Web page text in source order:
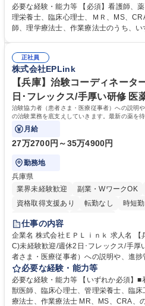
前線で支える、大変やりがいのある仕事です。 ・治験に参加
験者)さんに対する試験内容の補助説明
験者との面談、服薬状況の確認 ・診療
イベートと仕事の両立もしやすい環境。
児補助支援金等もあります。 募集職種 【近畿/CRC(治験コーディネータ
ー)】看護師歓迎/研修制度充実で未経験
必要な経験・能力等 【必須】看護師、
理栄養士、臨床心理士、ＭＲ、MS、
師、理学療法士、作業療法士のうち、
ション能力、カルテを読む力、治験で行
明ができる点などを活かして、更なるス
制度】約2週間のe-learning受講後に導
ストに合格後、個人の成長に合わせてOJTで
資格 学歴：大学院 大学 高専 短大 専修
査技師 薬剤師
正社員
株式会社EPLink
【兵庫】治験コーディネータ
日･フレックス/手厚い研修 医
治験協力者（患者さま・医療従事者）への説明
の治験業務を底支えしていきます。最新の薬を
が身につく社会貢献度の高い仕事です。
月給
27万2700円～35万4900円
勤務地
兵庫県
業界未経験歓迎
副業・WワークOK
資格取得支援あり
転勤なし 時短
完全週休2日制
仕事の内容
企業名 株式会社ＥＰＬｉｎｋ 求人名 【兵庫】治験コーディネーター(CR
C)未経験歓迎/週休2日･フレックス/手厚い研修 仕事の内容 治験
者さま・医療従事者）への説明や、進
の治験業務を底支えしていきます。最新
経験から専門性が身につく社会貢献度の高い仕事で
参加する患者(被験者)さんへの試験内容
ル管理 ・被験者との面談、服薬状況の
必要な経験・能力等
必要な経験・能力等 【いずれか必須】■
獣医師、臨床心理士、管理栄養士、臨
療法士、作業療法士 MR、MS、CRA、